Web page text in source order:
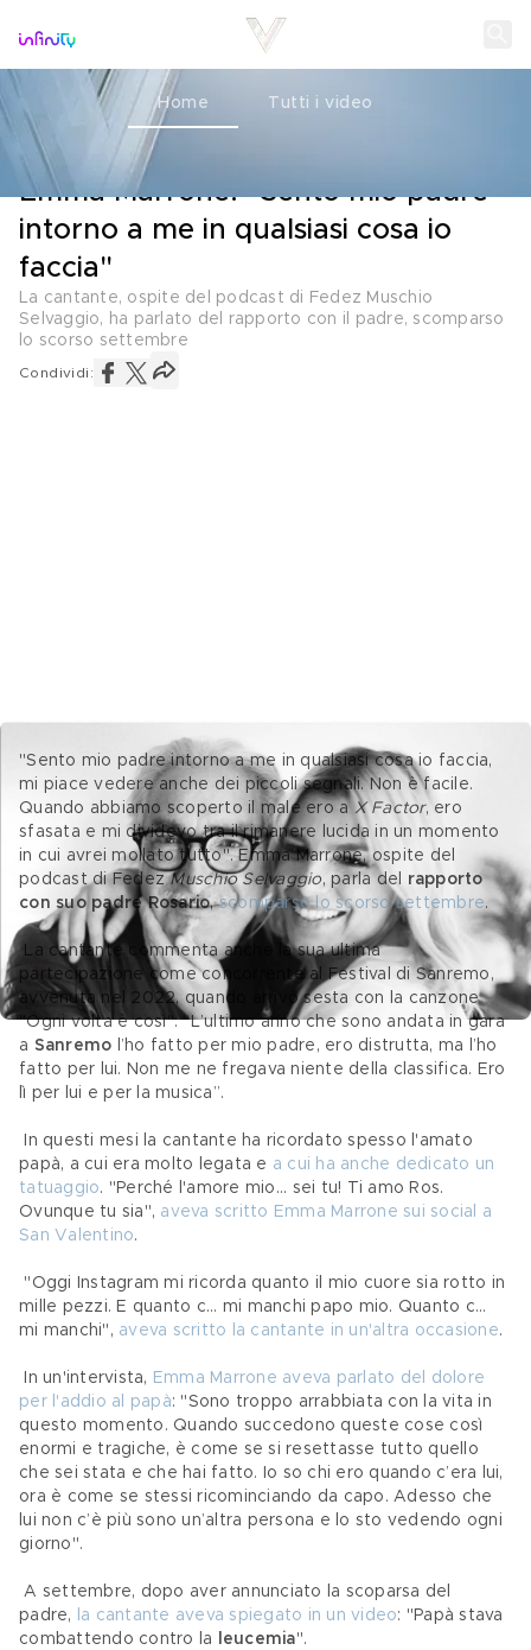
Home Tutti i video
IL RICORDO
Emma Marrone: "Sento mio padre
intorno a me in qualsiasi cosa io
faccia"
La cantante, ospite del podcast di Fedez Muschio
Selvaggio, ha parlato del rapporto con il padre, scomparso
lo scorso settembre
Condividi:
"Sento mio padre intorno a me in qualsiasi cosa io faccia,
mi piace vedere anche dei piccoli segnali. Non è facile.
Quando abbiamo scoperto il male ero a X Factor, ero
sfasata e mi dividevo tra il rimanere lucida in un momento
in cui avrei mollato tutto". Emma Marrone, ospite del
podcast di Fedez Muschio Selvaggio, parla del
rapporto
con suo padre Rosario, scomparso lo scorso settembre.
partecipazione come concorrente al Festival di Sanremo,
avvenuta nel 2022, quando arrivò sesta con la canzone
"Ogni volta è così": “L’ultimo anno che sono andata in gara
a Sanremo l’ho fatto per mio padre, ero distrutta, ma l’ho
fatto per lui. Non me ne fregava niente della classifica. Ero
lì per lui e per la musica”.
papà, a cui era molto legata e a cui ha anche dedicato un
tatuaggio. "Perché l'amore mio... sei tu! Ti amo Ros.
Ovunque tu sia", aveva scritto Emma Marrone sui social a
San Valentino.
mille pezzi. E quanto c... mi manchi papo mio. Quanto c...
mi manchi", aveva scritto la cantante in un'altra occasione.
In un'intervista, Emma Marrone aveva parlato del dolore
per l'addio al papà: "Sono troppo arrabbiata con la vita in
questo momento. Quando succedono queste cose così
enormi e tragiche, è come se si resettasse tutto quello
che sei stata e che hai fatto. Io so chi ero quando c’era lui,
ora è come se stessi ricominciando da capo. Adesso che
lui non c’è più sono un’altra persona e lo sto vedendo ogni
giorno".
A settembre, dopo aver annunciato la scoparsa del
padre,
la cantante aveva spiegato in un video: "Papà stava
combattendo contro la
leucemia".